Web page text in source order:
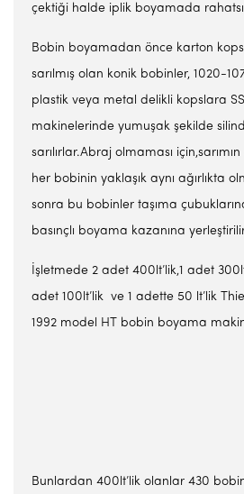
çektiği halde iplik boyamada
Bobin boyamadan önce karton
sarılmış olan konik bobinler, 1020-
plastik veya metal delikli kopslara
makinelerinde yumuşak şekilde
sarılırlar.Abraj olmaması
her bobinin yaklaşık aynı ağırlıkta
sonra bu bobinler taşıma
basınçlı boyama kazanına
İşletmede 2 adet 400lt’lik,1 adet
adet 100lt’lik ve 1 adette 50 lt’lik
1992 model HT bobin boyama
Bunlardan 400lt’lik olanlar 430